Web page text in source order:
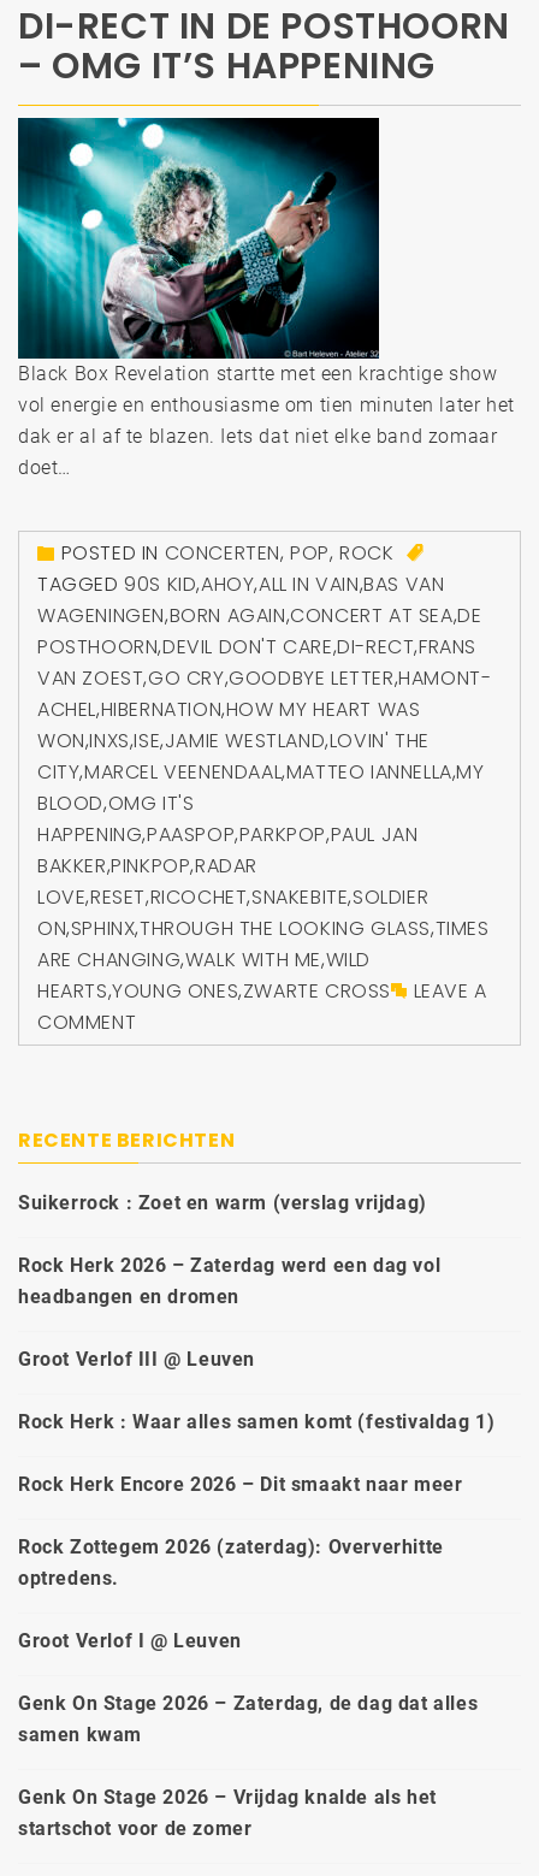
DI-RECT IN DE POSTHOORN
– OMG IT’S HAPPENING
Black Box Revelation startte met een krachtige show
vol energie en enthousiasme om tien minuten later het
dak er al af te blazen. Iets dat niet elke band zomaar
doet…
POSTED IN CONCERTEN,POP,ROCK
TAGGED 90S KID,AHOY,ALL IN VAIN,BAS VAN
WAGENINGEN,BORN AGAIN,CONCERT AT SEA,DE
POSTHOORN,DEVIL DON'T CARE,DI-RECT,FRANS
VAN ZOEST,GO CRY,GOODBYE LETTER,HAMONT-
ACHEL,HIBERNATION,HOW MY HEART WAS
WON,INXS,ISE,JAMIE WESTLAND,LOVIN' THE
CITY,MARCEL VEENENDAAL,MATTEO IANNELLA,MY
BLOOD,OMG IT'S
HAPPENING,PAASPOP,PARKPOP,PAUL JAN
BAKKER,PINKPOP,RADAR
LOVE,RESET,RICOCHET,SNAKEBITE,SOLDIER
ON,SPHINX,THROUGH THE LOOKING GLASS,TIMES
ARE CHANGING,WALK WITH ME,WILD
HEARTS,YOUNG ONES,ZWARTE CROSS
LEAVE A
COMMENT
RECENTE BERICHTEN
Suikerrock : Zoet en warm (verslag vrijdag)
Rock Herk 2026 – Zaterdag werd een dag vol
headbangen en dromen
Groot Verlof III @ Leuven
Rock Herk : Waar alles samen komt (festivaldag 1)
Rock Herk Encore 2026 – Dit smaakt naar meer
Rock Zottegem 2026 (zaterdag): Oververhitte
optredens.
Groot Verlof I @ Leuven
Genk On Stage 2026 – Zaterdag, de dag dat alles
samen kwam
Genk On Stage 2026 – Vrijdag knalde als het
startschot voor de zomer